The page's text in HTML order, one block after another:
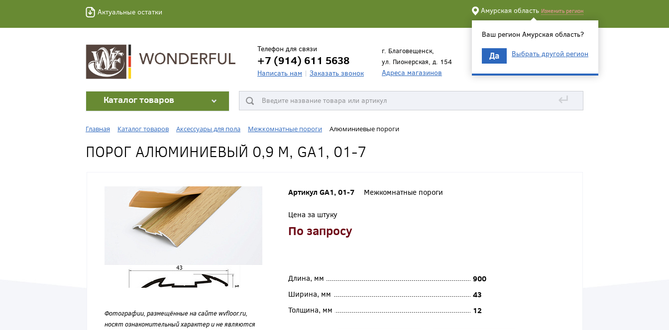
Актуальные остатки Амурская область Изменить регион
Ваш регион Амурская область?
Да Выбрать другой регион
Телефон для связи
+7 (914) 611 5638
Написать нам Заказать звонок
г. Благовещенск,
ул. Пионерская, д. 154
Адреса магазинов
Каталог товаров ↵
Главная Каталог товаров Аксессуары для пола Межкомнатные пороги Алюминиевые пороги
ПОРОГ АЛЮМИНИЕВЫЙ 0,9 М, GA1, 01-7
Фотографии, размещённые на сайте wvfloor.ru,
носят ознакомительный характер и не являются
Артикул GA1, 01-7 Межкомнатные пороги
Цена за штуку
По запросу
Длина, мм
900
Ширина, мм
43
Толщина, мм
12